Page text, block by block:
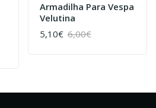
Armadilha Para Vespa
Velutina
5,10€ 6,00€